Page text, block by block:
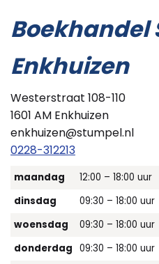
Boekhandel
Enkhuizen
Westerstraat 108-110
1601 AM Enkhuizen
enkhuizen@stumpel.nl
0228-312213
maandag
12:00 – 18:00 uur
dinsdag
09:30 – 18:00 uur
woensdag
09:30 – 18:00 uur
donderdag 09:30 – 18:00 uur